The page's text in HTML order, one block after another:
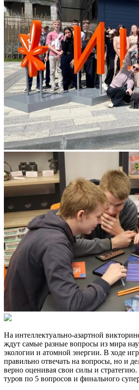
На интеллектуально-азартной
ждут самые разные вопросы из мира
экологии и атомной энергии. В ходе
правильно отвечать на вопросы, но и
верно оценивая свои силы и стратегию.
туров по 5 вопросов и финального